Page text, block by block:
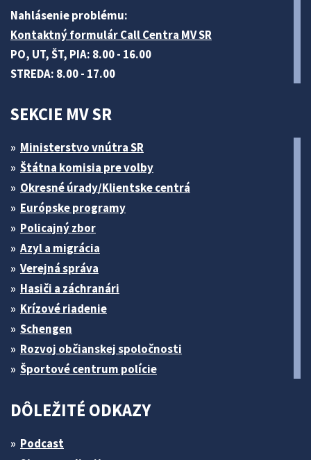
Nahlásenie problému:
Kontaktný formulár Call Centra MV SR
PO, UT, ŠT, PIA: 8.00 - 16.00
STREDA: 8.00 - 17.00
SEKCIE MV SR
Ministerstvo vnútra SR
Štátna komisia pre volby
Okresné úrady/Klientske centrá
Európske programy
Policajný zbor
Azyl a migrácia
Verejná správa
Hasiči a záchranári
Krízové riadenie
Schengen
Rozvoj občianskej spoločnosti
Športové centrum polície
DÔLEŽITÉ ODKAZY
Podcast